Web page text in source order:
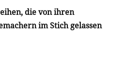
die von ihren
im Stich gelassen